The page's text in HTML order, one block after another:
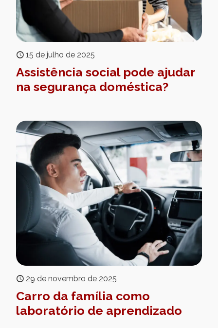
15 de julho de 2025
Assistência social pode ajudar
na segurança doméstica?
29 de novembro de 2025
Carro da família como
laboratório de aprendizado